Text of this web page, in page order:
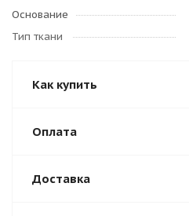
Основание
Тип ткани
Как купить
Оплата
Доставка